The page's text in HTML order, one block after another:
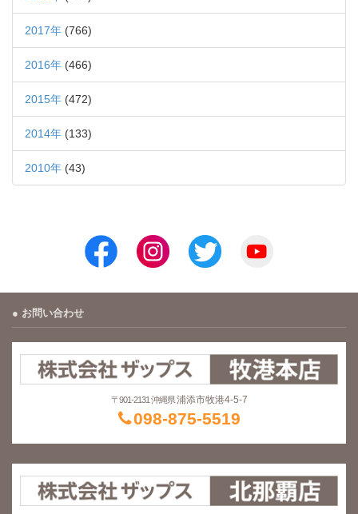
2017年 (766)
2016年 (466)
2015年 (472)
2014年 (133)
2010年 (43)
お問い合わせ
〒901-2131 沖縄県 浦添市牧港4-5-7
098-875-5519